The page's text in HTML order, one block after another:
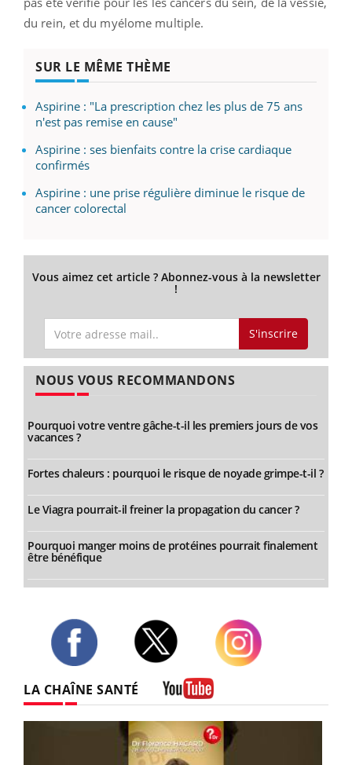
du rein, et du myélome multiple.
SUR LE MÊME THÈME
Aspirine : "La prescription chez les plus de 75 ans
n'est pas remise en cause"
Aspirine : ses bienfaits contre la crise cardiaque
confirmés
Aspirine : une prise régulière diminue le risque de
cancer colorectal
Vous aimez cet article ? Abonnez-vous à la newsletter
!
S'inscrire
NOUS VOUS RECOMMANDONS
Pourquoi votre ventre gâche-t-il les premiers jours de vos
vacances ?
Fortes chaleurs : pourquoi le risque de noyade grimpe-t-il ?
Le Viagra pourrait-il freiner la propagation du cancer ?
Pourquoi manger moins de protéines pourrait finalement
être bénéfique
LA CHAÎNE SANTÉ